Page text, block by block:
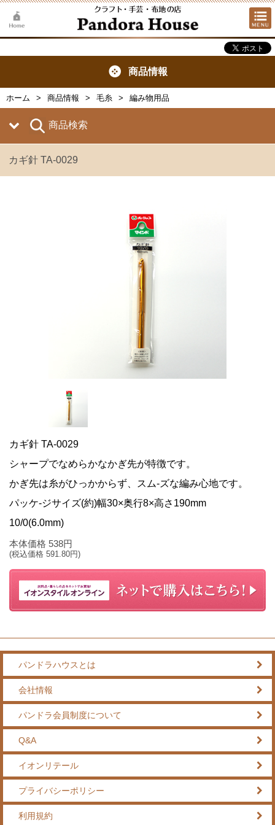
商品情報
ホーム 商品情報 毛糸 編み物用品
商品検索
カギ針 TA-0029
カギ針 TA-0029
シャープでなめらかなかぎ先が特徴です。
かぎ先は糸がひっかからず、スム-ズな編み心地です。
パッケ-ジサイズ(約)幅30×奥行8×高さ190mm
10/0(6.0mm)
本体価格 538円
(税込価格 591.80円)
パンドラハウスとは
会社情報
パンドラ会員制度について
Q&A
イオンリテール
プライバシーポリシー
利用規約